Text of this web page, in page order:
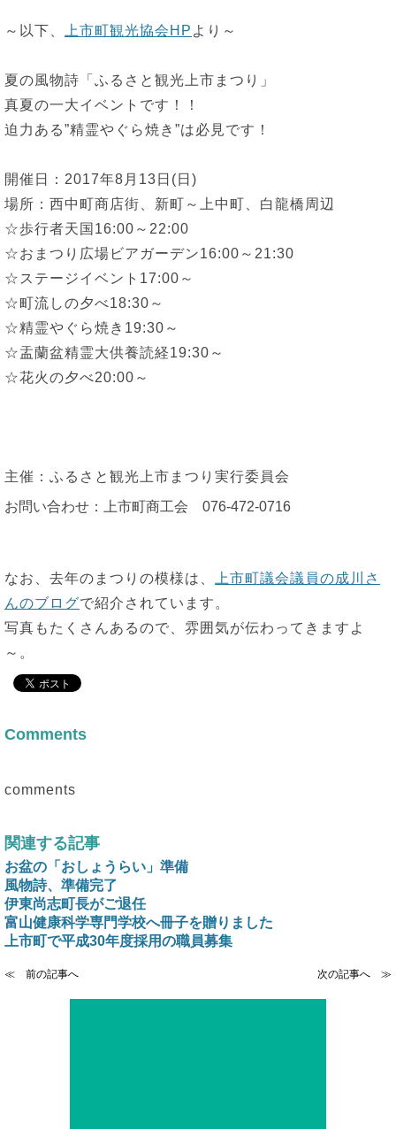
～以下、 上市町観光協会HP より～
夏の風物詩「ふるさと観光上市まつり」
真夏の一大イベントです！！
迫力ある”精霊やぐら焼き”は必見です！
開催日：2017年8月13日(日)
場所：西中町商店街、新町～上中町、白龍橋周辺
☆歩行者天国16:00～22:00
☆おまつり広場ビアガーデン16:00～21:30
☆ステージイベント17:00～
☆町流しの夕べ18:30～
☆精霊やぐら焼き19:30～
☆盂蘭盆精霊大供養読経19:30～
☆花火の夕べ20:00～
主催：ふるさと観光上市まつり実行委員会
お問い合わせ：上市町商工会 076-472-0716
なお、去年のまつりの模様は、
上市町議会議員の成川さ
んのブログで紹介されています。
写真もたくさんあるので、雰囲気が伝わってきますよ
～。
Comments
comments
関連する記事
お盆の「おしょうらい」準備
風物詩、準備完了
伊東尚志町長がご退任
富山健康科学専門学校へ冊子を贈りました
上市町で平成30年度採用の職員募集
≪ 前の記事へ 次の記事へ ≫